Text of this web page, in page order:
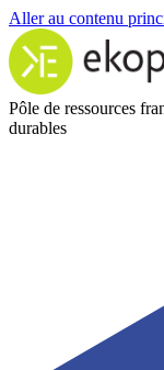
Aller au contenu
Pôle de ressources
durables